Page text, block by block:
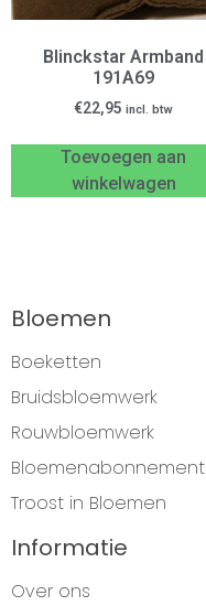
Blinckstar Armband
191A69
€22,95 incl. btw
Toevoegen aan
winkelwagen
Bloemen
Boeketten
Bruidsbloemwerk
Rouwbloemwerk
Bloemenabonnement
Troost in Bloemen
Informatie
Over ons